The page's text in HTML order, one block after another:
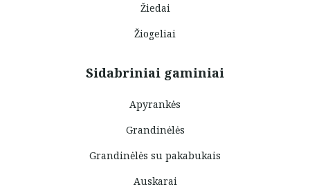
Žiedai
Žiogeliai
Sidabriniai gaminiai
Apyrankės
Grandinėlės
Grandinėlės su pakabukais
Auskarai